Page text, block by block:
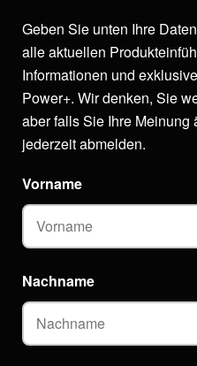
Geben Sie unten Ihre
alle aktuellen
Informationen und
Power+. Wir denken, Sie
aber falls Sie Ihre Meinung
jederzeit abmelden.
Vorname
Nachname